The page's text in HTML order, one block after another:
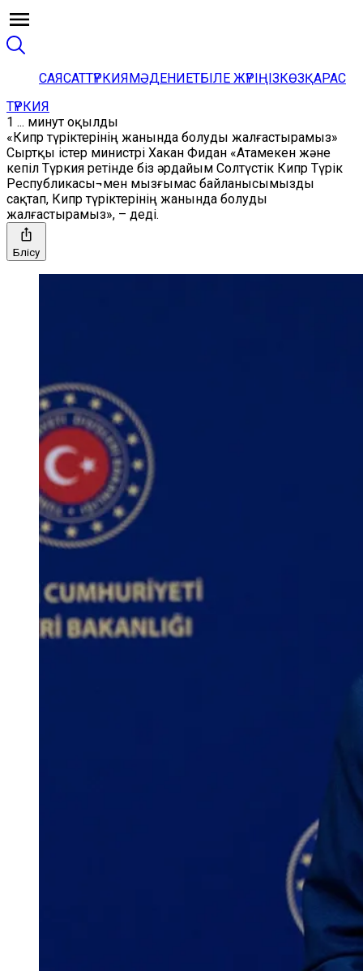
САЯСАТТҮРКИЯМӘДЕНИЕТБІЛЕ ЖҮРІҢІЗКӨЗҚАРАС
ТҮРКИЯ
1 ... минут оқылды
«Кипр түріктерінің жанында болуды жалғастырамыз»
Сыртқы істер министрі Хакан Фидан «Атамекен және
кепіл Түркия ретінде біз әрдайым Солтүстік Кипр Түрік
Республикасы¬мен мызғымас байланысымызды
сақтап, Кипр түріктерінің жанында болуды
жалғастырамыз», – деді.
Бөлісу